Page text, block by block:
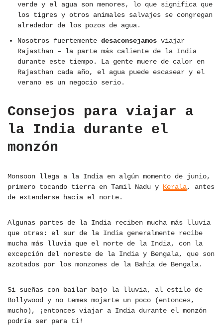
verde y el agua son menores, lo que significa que
los tigres y otros animales salvajes se congregan
alrededor de los pozos de agua.
Nosotros fuertemente desaconsejamos viajar
Rajasthan – la parte más caliente de la India
durante este tiempo. La gente muere de calor en
Rajasthan cada año, el agua puede escasear y el
verano es un negocio serio.
Consejos para viajar a
la India durante el
monzón
Monsoon llega a la India en algún momento de junio,
primero tocando tierra en Tamil Nadu y Kerala, antes
de extenderse hacia el norte.
Algunas partes de la India reciben mucha más lluvia
que otras: el sur de la India generalmente recibe
mucha más lluvia que el norte de la India, con la
excepción del noreste de la India y Bengala, que son
azotados por los monzones de la Bahía de Bengala.
Si sueñas con bailar bajo la lluvia, al estilo de
Bollywood y no temes mojarte un poco (entonces,
mucho), ¡entonces viajar a India durante el monzón
podría ser para ti!